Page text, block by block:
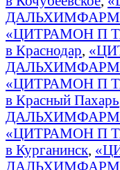
ДАЛЬХИМФАРМ/
«ЦИТРАМОН П
в Краснодар,
ДАЛЬХИМФАРМ/»
«ЦИТРАМОН П
в Красный Пахарь
ДАЛЬХИМФАРМ/
«ЦИТРАМОН П
в Курганинск,
ДАЛЬХИМФАРМ/